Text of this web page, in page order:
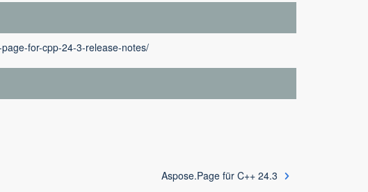
for-cpp-24-3-release-notes/
Aspose.Page für C++ 24.3